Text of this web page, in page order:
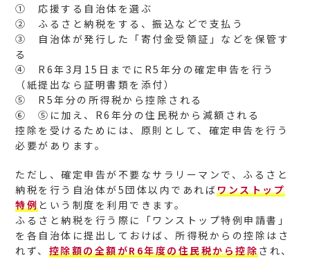
① 応援する自治体を選ぶ
② ふるさと納税をする、振込などで支払う
③ 自治体が発行した「寄付金受領証」などを保管す
る
④ R6年3月15日までにR5年分の確定申告を行う
（紙提出なら証明書類を添付）
⑤ R5年分の所得税から控除される
⑥ ⑤に加え、R6年分の住民税から減額される
控除を受けるためには、原則として、確定申告を行う
必要があります。
ただし、確定申告が不要なサラリーマンで、ふるさと
納税を行う自治体が5団体以内であればワンストップ
特例という制度を利用できます。
ふるさと納税を行う際に「ワンストップ特例申請書」
を各自治体に提出しておけば、所得税からの控除はさ
れず、 控除額の全額がR6年度の住民税から控除され、